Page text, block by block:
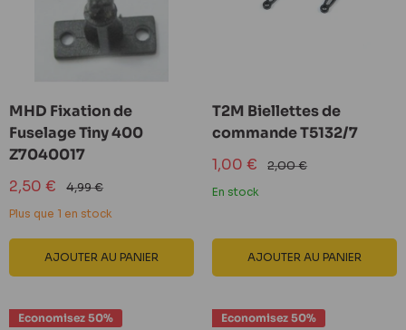
MHD Fixation de
Fuselage Tiny 400
Z7040017
Prix
réduit
2,50 € Prix
normal
4,99 €
Plus que 1 en stock
AJOUTER AU PANIER
T2M Biellettes de
commande T5132/7
Prix
réduit
1,00 € Prix
normal
2,00 €
En stock
AJOUTER AU PANIER
Economisez 50% Economisez 50%